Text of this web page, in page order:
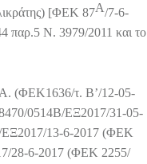
[ΦΕΚ 87Α/7-6-
παρ.5 Ν. 3979/2011 και το
(ΦΕΚ1636/τ. Β’/12-05-
0514Β/ΕΞ2017/31-05-
ΕΞ2017/13-6-2017 (ΦΕΚ
28-6-2017 (ΦΕΚ 2255/